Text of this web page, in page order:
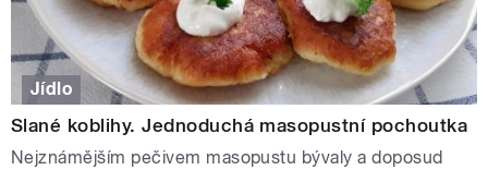
Jídlo
Slané koblihy. Jednoduchá masopustní pochoutka
Nejznámějším pečivem masopustu bývaly a doposud